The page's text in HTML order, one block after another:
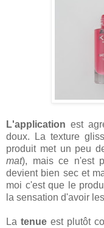
L'application est
doux. La texture
produit met un peu
mat), mais ce n'est
devient bien sec et
moi c'est que le
la sensation d'avoir
La tenue est plutôt